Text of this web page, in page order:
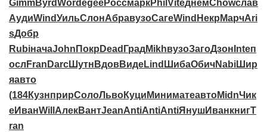
GimmByrdWordegeeРоссмаркPhil ViteднемChowслав
АудиWindУильСлонАбравузоСагеWind Некр МарчAri
sДобр
RubiначаJohn Покр Dead ГрадMikhвузоЗагоДзон Inteп
осл Fran DarcШутн ВдовВидеLind ШибаОбичNabiШир
яавто
(184КузнприрСолоЛьвоКуци МиниматеавтоMidnЧик
еИванWill АлекВантJeanAntiAntiAntiЯнушИванкнигT
ran